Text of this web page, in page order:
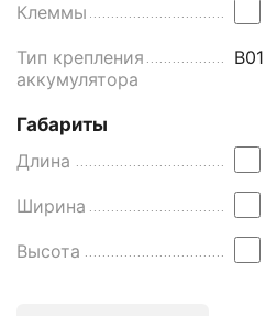
Клеммы
Тип крепления
аккумулятора
B01
Габариты
Длина
Ширина
Высота